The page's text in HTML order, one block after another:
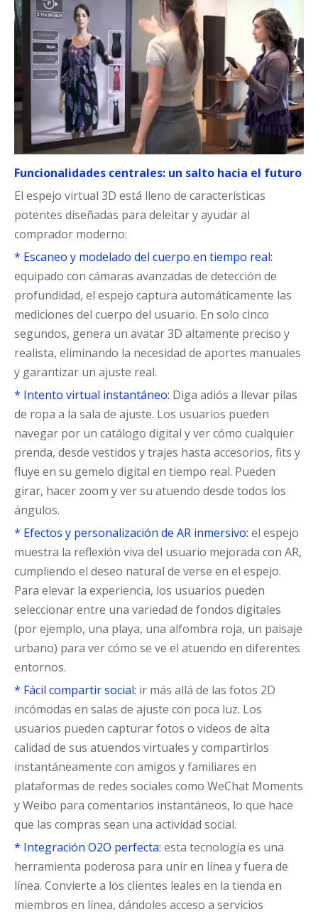
Funcionalidades centrales: un salto hacia el futuro
El espejo virtual 3D está lleno de características
potentes diseñadas para deleitar y ayudar al
comprador moderno:
* Escaneo y modelado del cuerpo en tiempo real:
equipado con cámaras avanzadas de detección de
profundidad, el espejo captura automáticamente las
mediciones del cuerpo del usuario. En solo cinco
segundos, genera un avatar 3D altamente preciso y
realista, eliminando la necesidad de aportes manuales
y garantizar un ajuste real.
* Intento virtual instantáneo: Diga adiós a llevar pilas
de ropa a la sala de ajuste. Los usuarios pueden
navegar por un catálogo digital y ver cómo cualquier
prenda, desde vestidos y trajes hasta accesorios, fits y
fluye en su gemelo digital en tiempo real. Pueden
girar, hacer zoom y ver su atuendo desde todos los
ángulos.
* Efectos y personalización de AR inmersivo: el espejo
muestra la reflexión viva del usuario mejorada con AR,
cumpliendo el deseo natural de verse en el espejo.
Para elevar la experiencia, los usuarios pueden
seleccionar entre una variedad de fondos digitales
(por ejemplo, una playa, una alfombra roja, un paisaje
urbano) para ver cómo se ve el atuendo en diferentes
entornos.
* Fácil compartir social: ir más allá de las fotos 2D
incómodas en salas de ajuste con poca luz. Los
usuarios pueden capturar fotos o videos de alta
calidad de sus atuendos virtuales y compartirlos
instantáneamente con amigos y familiares en
plataformas de redes sociales como WeChat Moments
y Weibo para comentarios instantáneos, lo que hace
que las compras sean una actividad social.
* Integración O2O perfecta: esta tecnología es una
herramienta poderosa para unir en línea y fuera de
línea. Convierte a los clientes leales en la tienda en
miembros en línea, dándoles acceso a servicios